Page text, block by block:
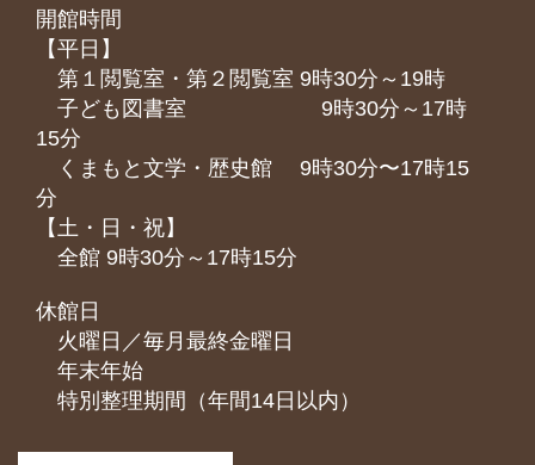
開館時間
【平日】
第１閲覧室・第２閲覧室 9時30分～19時
子ども図書室 9時30分～17時
15分
くまもと⽂学・歴史館 9時30分〜17時15
分
【土・日・祝】
全館 9時30分～17時15分
休館日
火曜日／毎月最終金曜日
年末年始
特別整理期間（年間14日以内）